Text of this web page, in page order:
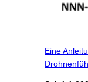
Eine